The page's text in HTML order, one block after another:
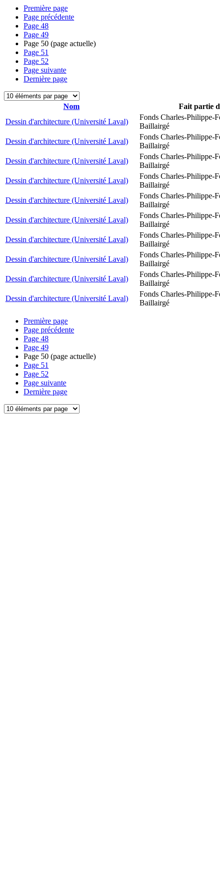
Première page
Page précédente
Page 48
Page 49
Page 50 (page actuelle)
Page 51
Page 52
Page suivante
Dernière page
Nom
Fait partie
Dessin d'architecture (Université Laval)
Fonds Charles-Philippe-
Baillairgé
Dessin d'architecture (Université Laval)
Fonds Charles-Philippe-
Baillairgé
Dessin d'architecture (Université Laval)
Fonds Charles-Philippe-
Baillairgé
Dessin d'architecture (Université Laval)
Fonds Charles-Philippe-
Baillairgé
Dessin d'architecture (Université Laval)
Fonds Charles-Philippe-
Baillairgé
Dessin d'architecture (Université Laval)
Fonds Charles-Philippe-
Baillairgé
Dessin d'architecture (Université Laval)
Fonds Charles-Philippe-
Baillairgé
Dessin d'architecture (Université Laval)
Fonds Charles-Philippe-
Baillairgé
Dessin d'architecture (Université Laval)
Fonds Charles-Philippe-
Baillairgé
Dessin d'architecture (Université Laval)
Fonds Charles-Philippe-
Baillairgé
Première page
Page précédente
Page 48
Page 49
Page 50 (page actuelle)
Page 51
Page 52
Page suivante
Dernière page